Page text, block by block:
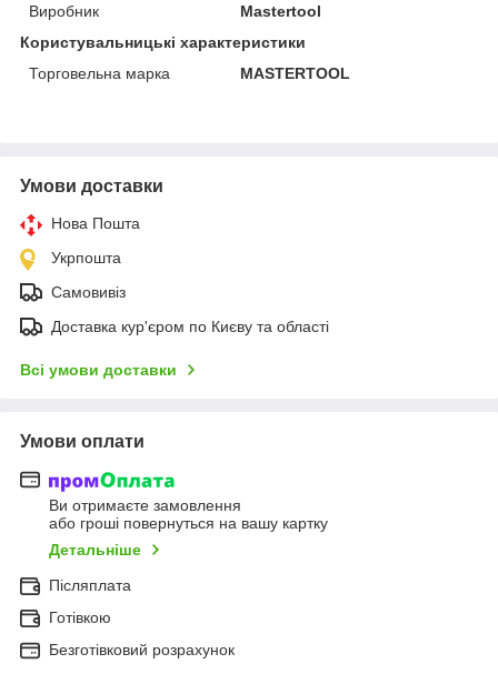
Виробник
Mastertool
Користувальницькі характеристики
Торговельна марка
MASTERTOOL
Умови доставки
Нова Пошта
Укрпошта
Самовивіз
Доставка кур'єром по Києву та області
Всі умови доставки
Умови оплати
Ви отримаєте замовлення
або гроші повернуться на вашу картку
Детальніше
Післяплата
Готівкою
Безготівковий розрахунок